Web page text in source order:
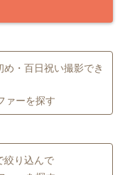
め・百日祝い撮影でき
ァーを探す
絞り込んで